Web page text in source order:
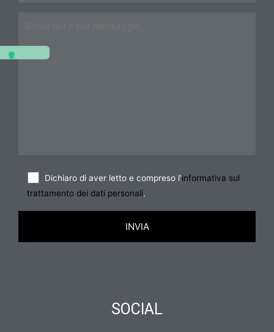
Dichiaro di aver letto e compreso l'informativa sul
trattamento dei dati personali.
SOCIAL